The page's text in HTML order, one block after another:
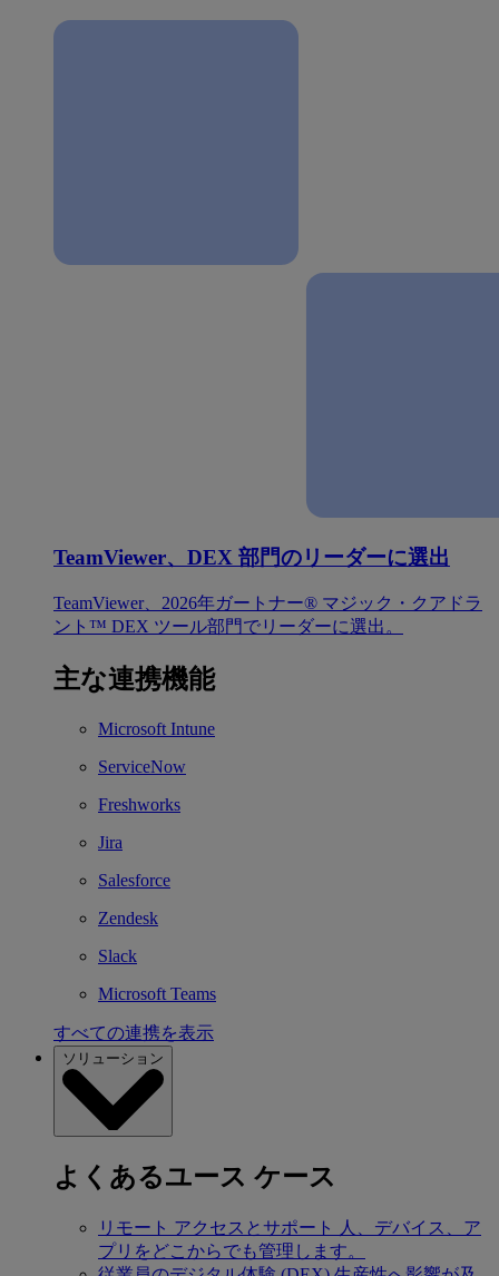
TeamViewer、DEX 部門のリーダーに選出
TeamViewer、2026年ガートナー® マジック・クアドラ
ント™ DEX ツール部門でリーダーに選出。
主な連携機能
Microsoft Intune
ServiceNow
Freshworks
Jira
Salesforce
Zendesk
Slack
Microsoft Teams
すべての連携を表示
ソリューション
よくあるユース ケース
リモート アクセスとサポート
人、デバイス、ア
プリをどこからでも管理します。